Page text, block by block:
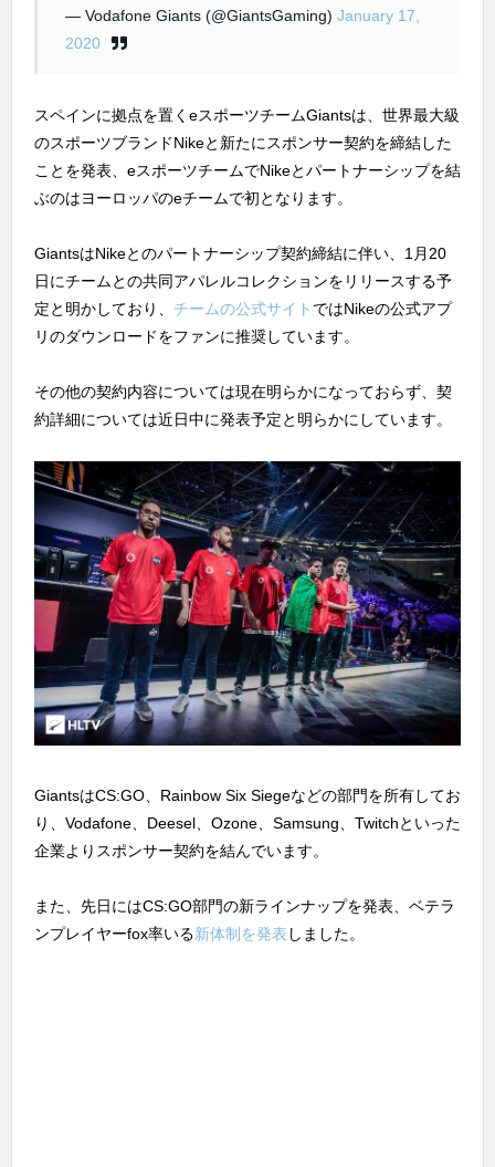
— Vodafone Giants (@GiantsGaming) January 17,
2020
スペインに拠点を置くeスポーツチームGiantsは、世界最大級
のスポーツブランドNikeと新たにスポンサー契約を締結した
ことを発表、eスポーツチームでNikeとパートナーシップを結
ぶのはヨーロッパのeチームで初となります。
GiantsはNikeとのパートナーシップ契約締結に伴い、1月20
日にチームとの共同アパレルコレクションをリリースする予
定と明かしており、 チームの公式サイト ではNikeの公式アプ
リのダウンロードをファンに推奨しています。
その他の契約内容については現在明らかになっておらず、契
約詳細については近日中に発表予定と明らかにしています。
GiantsはCS:GO、Rainbow Six Siegeなどの部門を所有してお
り、Vodafone、Deesel、Ozone、Samsung、Twitchといった
企業よりスポンサー契約を結んでいます。
また、先日にはCS:GO部門の新ラインナップを発表、ベテラ
ンプレイヤーfox率いる新体制を発表 しました。